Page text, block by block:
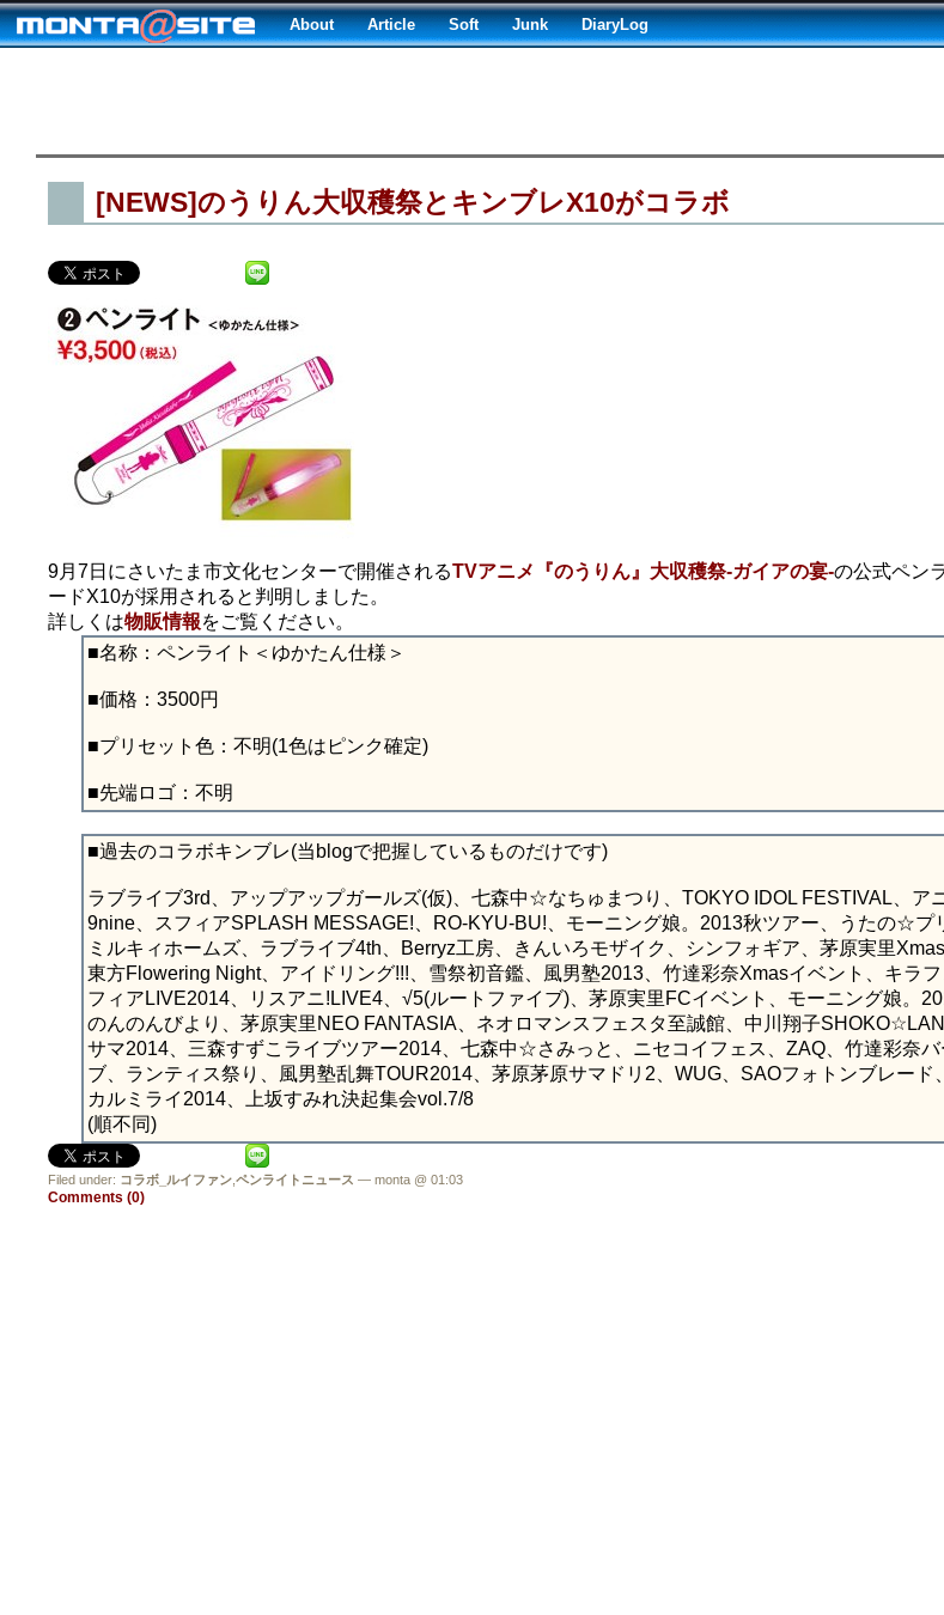
About Article Soft Junk DiaryLog
[NEWS]のうりん大収穫祭とキンブレX10がコラボ
9月7日にさいたま市文化センターで開催されるTVアニメ『のうりん』大収穫祭-ガイアの宴-の公式ペン
ードX10が採用されると判明しました。
詳しくは物販情報をご覧ください。
■名称：ペンライト＜ゆかたん仕様＞
■価格：3500円
■プリセット色：不明(1色はピンク確定)
■先端ロゴ：不明
■過去のコラボキンブレ(当blogで把握しているものだけです)
ラブライブ3rd、アップアップガールズ(仮)、七森中☆なちゅまつり、TOKYO IDOL FESTIVAL、ア
9nine、スフィアSPLASH MESSAGE!、RO-KYU-BU!、モーニング娘。2013秋ツアー、うたの☆プ
ミルキィホームズ、ラブライブ4th、Berryz工房、きんいろモザイク、シンフォギア、茅原実里Xmas
東方Flowering Night、アイドリング!!!、雪祭初音鑑、風男塾2013、竹達彩奈Xmasイベント、キラ
フィアLIVE2014、リスアニ!LIVE4、√5(ルートファイブ)、茅原実里FCイベント、モーニング娘。
のんのんびより、茅原実里NEO FANTASIA、ネオロマンスフェスタ至誠館、中川翔子
サマ2014、三森すずこライブツアー2014、七森中☆さみっと、ニセコイフェス、ZAQ、竹達彩奈バ
ブ、ランティス祭り、風男塾乱舞TOUR2014、茅原茅原サマドリ2、WUG、SAOフォトンブレード
カルミライ2014、上坂すみれ決起集会vol.7/8
(順不同)
Filed under: コラボ_ルイファン ペンライトニュース — monta @ 01:03
Comments (0)